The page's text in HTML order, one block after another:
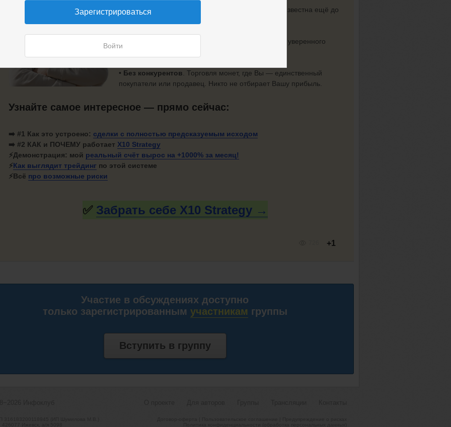
Зарегистрироваться
Войти
• На 100% предсказуемый результат.
Прибыль известна ещё до
, а для уверенного
• Без конкурентов . Торговля монет, где Вы — единственный
покупатели или продавец. Никто не отбирает Вашу прибыль.
Узнайте самое интересное — прямо сейчас:
➡️ #1 Как это устроено: сделки с полностью предсказуемым исходом
➡️ #2 КАК и ПОЧЕМУ работает X10 Strategy
⚡Демонстрация: мой реальный счёт вырос на +1000% за месяц!
⚡Как выглядит трейдинг по этой системе
⚡Всё про возможные риски
✅ Забрать себе X10 Strategy →
+1
Участие в обсуждениях доступно
только зарегистрированным участникам группы
Вступить в группу